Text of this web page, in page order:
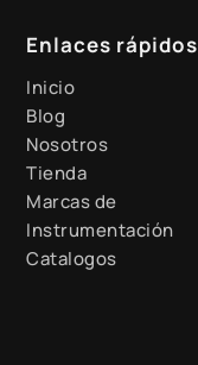
Enlaces rápidos
Inicio
Blog
Nosotros
Tienda
Marcas de
Instrumentación
Catalogos